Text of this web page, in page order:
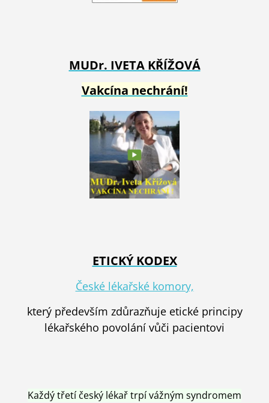
MUDr. IVETA KŘÍŽOVÁ
Vakcína nechrání!
ETICKÝ KODEX
České lékařské komory,
který především zdůrazňuje etické principy
lékařského povolání vůči pacientovi
Každý třetí český lékař trpí vážným syndromem